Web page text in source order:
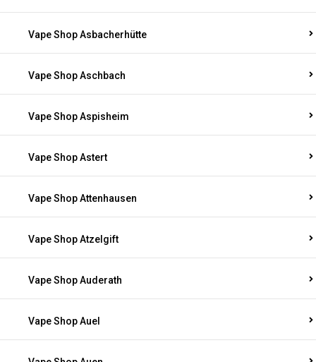
Vape Shop Asbacherhütte
Vape Shop Aschbach
Vape Shop Aspisheim
Vape Shop Astert
Vape Shop Attenhausen
Vape Shop Atzelgift
Vape Shop Auderath
Vape Shop Auel